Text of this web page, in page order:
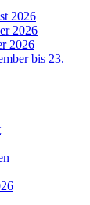
2026
2026
2026
bis 23.